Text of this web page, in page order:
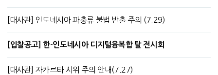
[대사관] 인도네시아 파충류 불법 반출 주의 (7.29)
[입찰공고] 한-인도네시아 디지털융복합 탈 전시회
[대사관] 자카르타 시위 주의 안내(7.27)